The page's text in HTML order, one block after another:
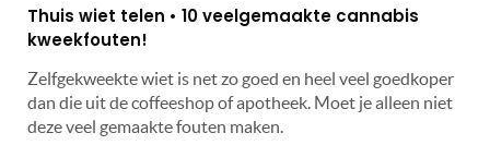
Thuis wiet telen • 10 veelgemaakte cannabis
kweekfouten!
Zelfgekweekte wiet is net zo goed en heel veel goedkoper
dan die uit de coffeeshop of apotheek. Moet je alleen niet
deze veel gemaakte fouten maken.